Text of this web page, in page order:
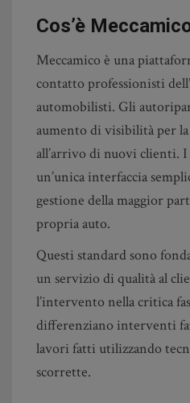
Cos’è
Meccamico è una
contatto professionisti
automobilisti. Gli
aumento di visibilità per
all’arrivo di nuovi clienti.
un’unica interfaccia
gestione della maggior
propria auto.
Questi standard sono
un servizio di qualità al
l’intervento nella critica
differenziano interventi
lavori fatti utilizzando
scorrette.